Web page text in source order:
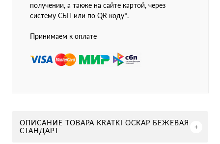
получении, а также на сайте картой, через
систему СБП или по QR коду*.
Принимаем к оплате
ОПИСАНИЕ ТОВАРА KRATKI ОСКАР БЕЖЕВАЯ
СТАНДАРТ